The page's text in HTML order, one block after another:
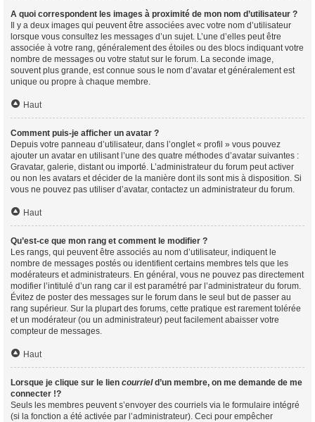
A quoi correspondent les images à proximité de mon nom d’utilisateur ?
Il y a deux images qui peuvent être associées avec votre nom d’utilisateur
lorsque vous consultez les messages d’un sujet. L’une d’elles peut être
associée à votre rang, généralement des étoiles ou des blocs indiquant votre
nombre de messages ou votre statut sur le forum. La seconde image,
souvent plus grande, est connue sous le nom d’avatar et généralement est
unique ou propre à chaque membre.
Haut
Comment puis-je afficher un avatar ?
Depuis votre panneau d’utilisateur, dans l’onglet « profil » vous pouvez
ajouter un avatar en utilisant l’une des quatre méthodes d’avatar suivantes :
Gravatar, galerie, distant ou importé. L’administrateur du forum peut activer
ou non les avatars et décider de la manière dont ils sont mis à disposition. Si
vous ne pouvez pas utiliser d’avatar, contactez un administrateur du forum.
Haut
Qu’est-ce que mon rang et comment le modifier ?
Les rangs, qui peuvent être associés au nom d’utilisateur, indiquent le
nombre de messages postés ou identifient certains membres tels que les
modérateurs et administrateurs. En général, vous ne pouvez pas directement
modifier l’intitulé d’un rang car il est paramétré par l’administrateur du forum.
Évitez de poster des messages sur le forum dans le seul but de passer au
rang supérieur. Sur la plupart des forums, cette pratique est rarement tolérée
et un modérateur (ou un administrateur) peut facilement abaisser votre
compteur de messages.
Haut
Lorsque je clique sur le lien courrield’un membre, on me demande de me
connecter !?
Seuls les membres peuvent s’envoyer des courriels via le formulaire intégré
(si la fonction a été activée par l’administrateur). Ceci pour empêcher